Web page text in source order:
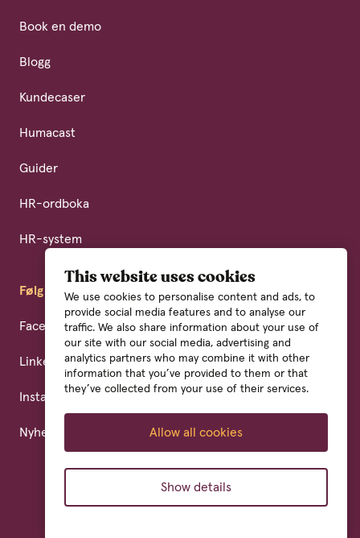
This website uses cookies
We use cookies to personalise content and ads, to
provide social media features and to analyse our
traffic. We also share information about your use of
our site with our social media, advertising and
analytics partners who may combine it with other
information that you’ve provided to them or that
they’ve collected from your use of their services.
Allow all cookies
Show details
Book en demo
Blogg
Kundecaser
Humacast
Guider
HR-ordboka
HR-system
Følg oss
Facebook
LinkedIn
Instagram
Nyhetsbrev